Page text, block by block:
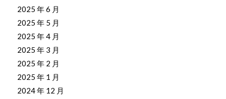
2025 年 6 月
2025 年 5 月
2025 年 4 月
2025 年 3 月
2025 年 2 月
2025 年 1 月
2024 年 12 月